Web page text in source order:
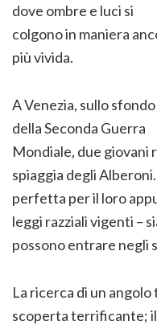
dove ombre e luci si
colgono in maniera
più vivida.
A Venezia, sullo sfondo
della Seconda Guerra
Mondiale, due giovani
spiaggia degli
perfetta per il loro
leggi razziali vigenti –
possono entrare negli
La ricerca di un
scoperta terrificante; il